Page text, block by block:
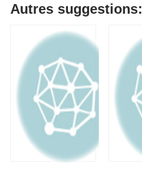
Autres suggestions: